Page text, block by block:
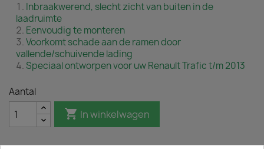
Inbraakwerend, slecht zicht van buiten in de
laadruimte
Eenvoudig te monteren
Voorkomt schade aan de ramen door
vallende/schuivende lading
Speciaal ontworpen voor uw Renault Trafic t/m 2013
Aantal
 In winkelwagen